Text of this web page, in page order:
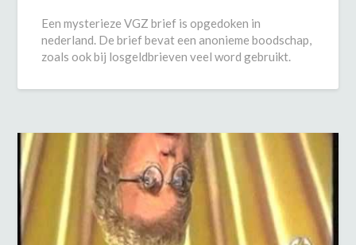
Een mysterieze VGZ brief is opgedoken in
nederland. De brief bevat een anonieme boodschap,
zoals ook bij losgeldbrieven veel word gebruikt.